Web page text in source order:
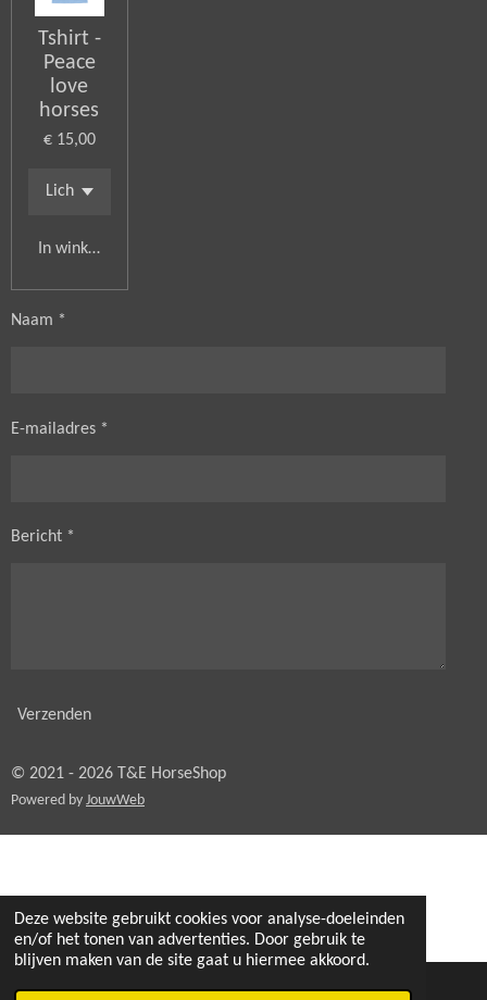
Deze website gebruikt cookies voor analyse-doeleinden
en/of het tonen van advertenties. Door gebruik te
blijven maken van de site gaat u hiermee akkoord.
Tshirt -
Peace
love
horses
€ 15,00
In winkelwagen
Naam *
E-mailadres *
Bericht *
Verzenden
© 2021 - 2026 T&E HorseShop
Powered by JouwWeb